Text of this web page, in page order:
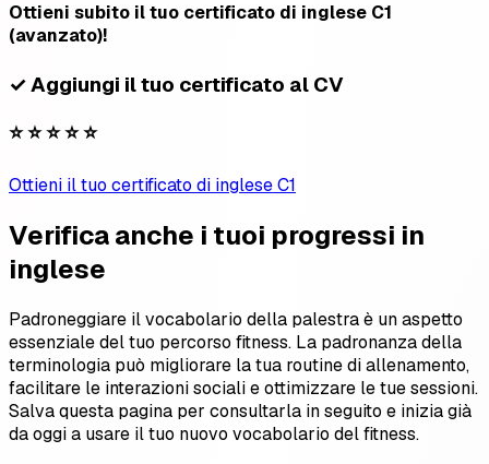
Ottieni subito il tuo certificato di inglese C1
(avanzato)!
✓ Aggiungi il tuo certificato al CV
⭐ ⭐ ⭐ ⭐ ⭐
Ottieni il tuo certificato di inglese C1
Verifica anche i tuoi progressi in
inglese
Padroneggiare il vocabolario della palestra è un aspetto
essenziale del tuo percorso fitness. La padronanza della
terminologia può migliorare la tua routine di allenamento,
facilitare le interazioni sociali e ottimizzare le tue sessioni.
Salva questa pagina per consultarla in seguito e inizia già
da oggi a usare il tuo nuovo vocabolario del fitness.